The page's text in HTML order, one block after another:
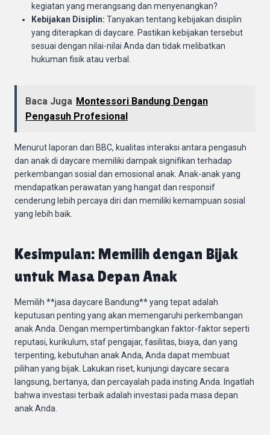
kegiatan yang merangsang dan menyenangkan?
Kebijakan Disiplin: Tanyakan tentang kebijakan disiplin
yang diterapkan di daycare. Pastikan kebijakan tersebut
sesuai dengan nilai-nilai Anda dan tidak melibatkan
hukuman fisik atau verbal.
Baca Juga Montessori Bandung Dengan
Pengasuh Profesional
Menurut laporan dari BBC, kualitas interaksi antara pengasuh
dan anak di daycare memiliki dampak signifikan terhadap
perkembangan sosial dan emosional anak. Anak-anak yang
mendapatkan perawatan yang hangat dan responsif
cenderung lebih percaya diri dan memiliki kemampuan sosial
yang lebih baik.
Kesimpulan: Memilih dengan Bijak
untuk Masa Depan Anak
Memilih **jasa daycare Bandung** yang tepat adalah
keputusan penting yang akan memengaruhi perkembangan
anak Anda. Dengan mempertimbangkan faktor-faktor seperti
reputasi, kurikulum, staf pengajar, fasilitas, biaya, dan yang
terpenting, kebutuhan anak Anda, Anda dapat membuat
pilihan yang bijak. Lakukan riset, kunjungi daycare secara
langsung, bertanya, dan percayalah pada insting Anda. Ingatlah
bahwa investasi terbaik adalah investasi pada masa depan
anak Anda.